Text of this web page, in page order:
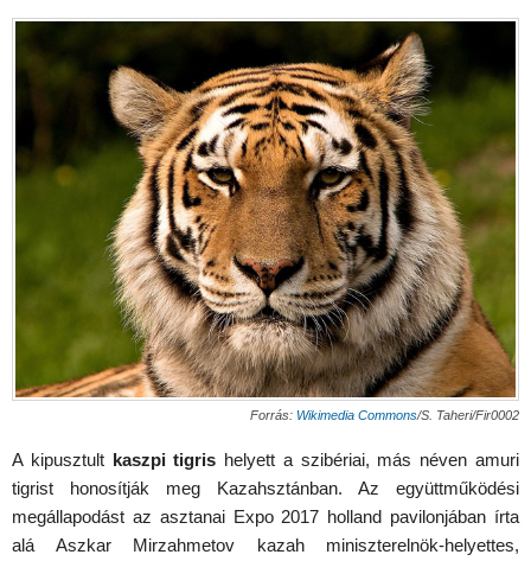
Forrás: Wikimedia Commons/S. Taheri/Fir0002
A kipusztult kaszpi tigris helyett a szibériai, más néven amuri
tigrist honosítják meg Kazahsztánban. Az együttműködési
megállapodást az asztanai Expo 2017 holland pavilonjában írta
alá Aszkar Mirzahmetov kazah miniszterelnök-helyettes,